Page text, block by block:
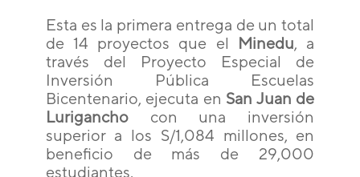
Esta es la primera entrega de un total
de 14 proyectos que el Minedu, a
través del Proyecto Especial de
Inversión Pública Escuelas
Bicentenario, ejecuta en San Juan de
Luriganchocon una inversión
superior a los S/1,084 millones, en
beneficio de más de 29,000
estudiantes.